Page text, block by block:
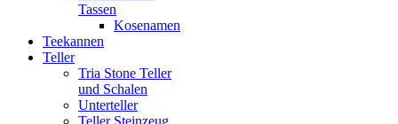
Tassen
Kosenamen
Teekannen
Teller
Tria Stone Teller
und Schalen
Unterteller